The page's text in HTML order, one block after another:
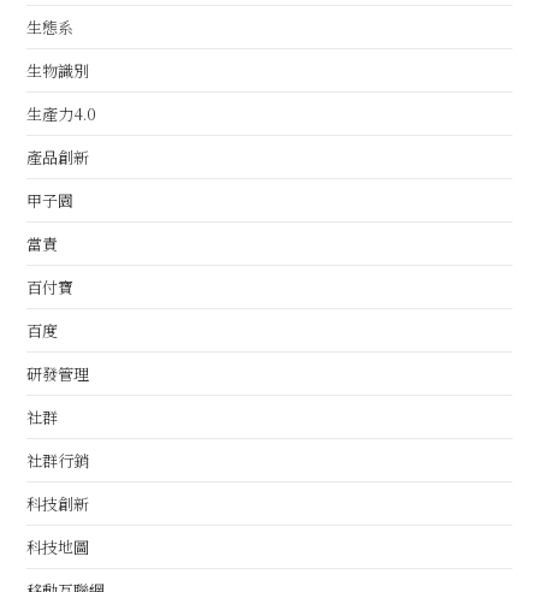
生態系
生物識別
生產力4.0
產品創新
甲子園
當責
百付寶
百度
研發管理
社群
社群行銷
科技創新
科技地圖